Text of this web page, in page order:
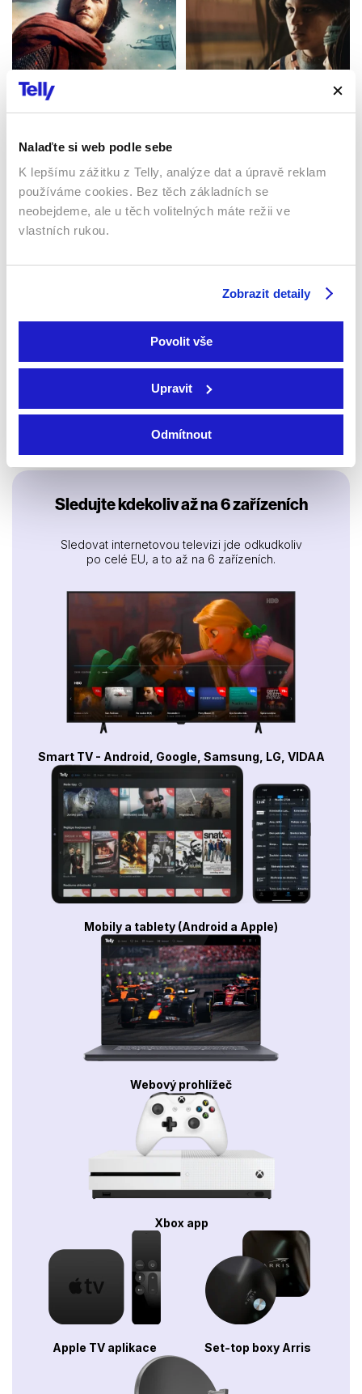
Nalaďte si web podle sebe
K lepšímu zážitku z Telly, analýze dat a úpravě reklam
používáme cookies. Bez těch základních se
neobejdeme, ale u těch volitelných máte režii ve
vlastních rukou.
Zobrazit detaily
Povolit vše
Upravit
Odmítnout
2005 | Velká Británie, USA,
Německo | 144 min
Dokumenty / Historický
Dokumenty / Historický
Belgie | 92 min
poklady
2025 | Francie | 52 min
Sledujte kdekoliv až na 6 zařízeních
Sledovat internetovou televizi jde odkudkoliv
po celé EU, a to až na 6 zařízeních.
Smart TV - Android, Google, Samsung, LG, VIDAA
Mobily a tablety (Android a Apple)
Webový prohlížeč
Xbox app
Apple TV aplikace Set-top boxy Arris